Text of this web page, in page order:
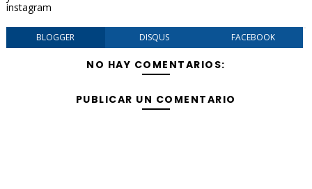
instagram
BLOGGER DISQUS FACEBOOK
NO HAY COMENTARIOS:
PUBLICAR UN COMENTARIO